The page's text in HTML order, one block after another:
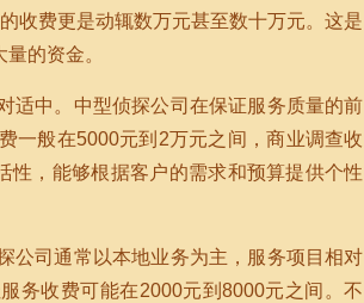
收费更是动辄数万元甚至数十万元。这是
的资金。
适中。中型侦探公司在保证服务质量的前
一般在5000元到2万元之间，商业调查收
性，能够根据客户的需求和预算提供个性
公司通常以本地业务为主，服务项目相对
务收费可能在2000元到8000元之间。不